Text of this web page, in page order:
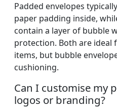
Padded envelopes
paper padding inside,
contain a layer of bubble
protection. Both are ideal
items, but bubble
cushioning.
Can I customise my
logos or branding?